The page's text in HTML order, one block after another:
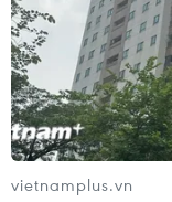
vietnamplus.vn